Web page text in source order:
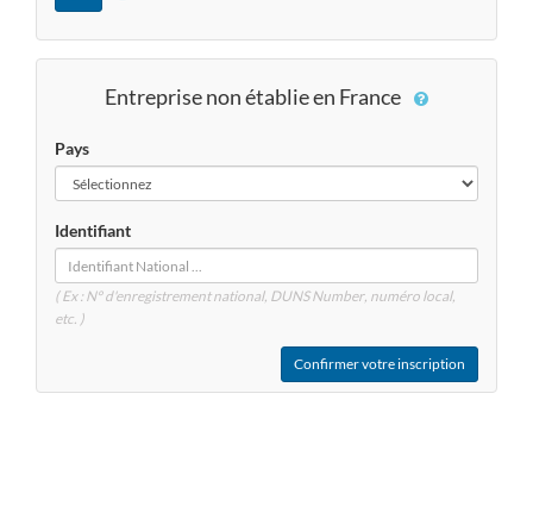
Entreprise non établie en France
Pays
Identifiant
( Ex : N° d'enregistrement national, DUNSNumber, numéro local,
etc. )